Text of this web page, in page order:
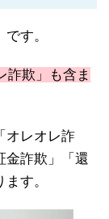
です。
詐欺」も含ま
オレオレ詐
金詐欺」「還
す。